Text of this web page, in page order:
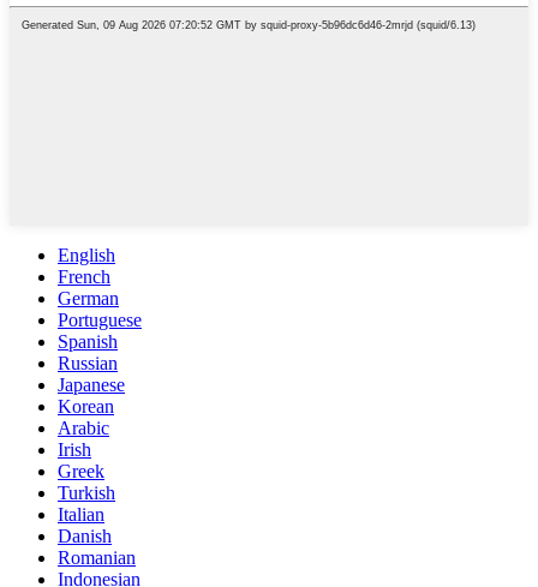
English
French
German
Portuguese
Spanish
Russian
Japanese
Korean
Arabic
Irish
Greek
Turkish
Italian
Danish
Romanian
Indonesian